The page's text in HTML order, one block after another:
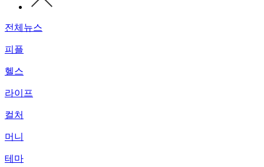
전체뉴스
피플
헬스
라이프
컬처
머니
테마